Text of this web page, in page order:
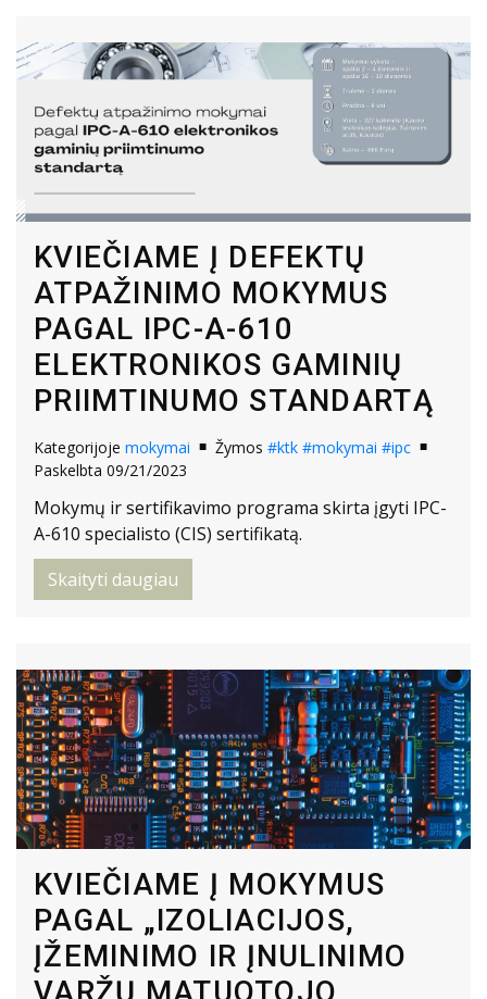
KVIEČIAME Į DEFEKTŲ
ATPAŽINIMO MOKYMUS
PAGAL IPC-A-610
ELEKTRONIKOS GAMINIŲ
PRIIMTINUMO STANDARTĄ
Kategorijoje mokymai Žymos #ktk #mokymai #ipc
Paskelbta 09/21/2023
Mokymų ir sertifikavimo programa skirta įgyti IPC-
A-610 specialisto (CIS) sertifikatą.
Skaityti daugiau
KVIEČIAME Į MOKYMUS
PAGAL „IZOLIACIJOS,
ĮŽEMINIMO IR ĮNULINIMO
VARŽŲ MATUOTOJO